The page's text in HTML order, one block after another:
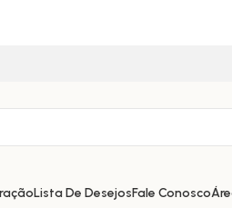
Lista De DesejosFale Conosco